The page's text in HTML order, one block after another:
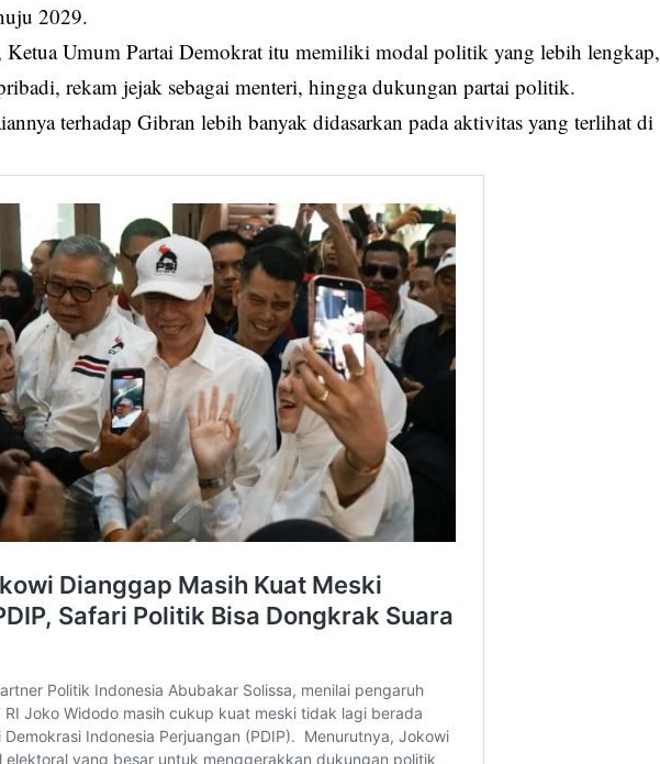
2029.
Umum Partai Demokrat itu memiliki modal politik yang lebih lengkap,
rekam jejak sebagai menteri, hingga dukungan partai politik.
terhadap Gibran lebih banyak didasarkan pada aktivitas yang terlihat di